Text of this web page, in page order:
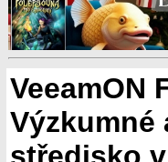
VeeamON
Výzkumné